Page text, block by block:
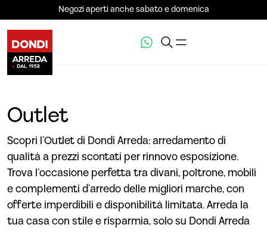
Negozi aperti anche sabato e domenica
Outlet
Scopri l’Outlet di Dondi Arreda: arredamento di
qualità a prezzi scontati per rinnovo esposizione.
Trova l’occasione perfetta tra divani, poltrone, mobili
e complementi d’arredo delle migliori marche, con
offerte imperdibili e disponibilità limitata. Arreda la
tua casa con stile e risparmia, solo su Dondi Arreda